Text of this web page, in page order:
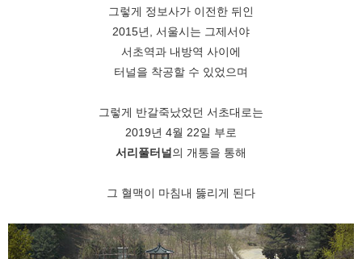
그렇게 정보사가 이전한 뒤인
2015년, 서울시는 그제서야
서초역과 내방역 사이에
터널을 착공할 수 있었으며
그렇게 반갈죽났었던 서초대로는
2019년 4월 22일 부로
서리풀터널의 개통을 통해
그 혈맥이 마침내 뚫리게 된다